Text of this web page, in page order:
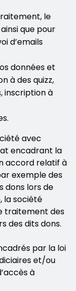
le
que pour
d’emails
données et
à des quizz,
inscription à
avec
encadrant la
accord relatif à
exemple des
dons lors de
la société
traitement des
des dits dons.
par la loi
et/ou
à